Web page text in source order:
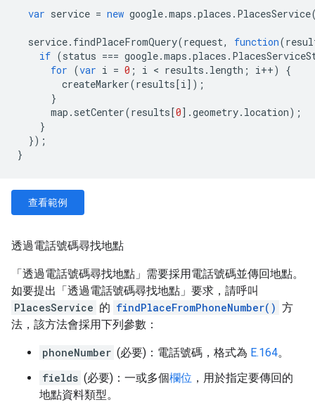
var service = new google.maps .places . PlacesService
service. findPlaceFromQuery(request, function(
if (status === google.maps .places .
for (var i = 0 ; i < results . length ; i++)
{
createMarker(results[i]);
}
map . setCenter(results[0].geometry. location);
}
});
}
查看範例
透過電話號碼尋找地點
「透過電話號碼尋找地點」需要採用電話號碼並傳回地點。
如要提出「透過電話號碼尋找地點」要求，請呼叫
PlacesService 的 findPlaceFromPhoneNumber() 方
法，該方法會採用下列參數：
phoneNumber (必要)：電話號碼，格式為 E.164。
fields (必要)：一或多個欄位 ，用於指定要傳回的
地點資料類型。